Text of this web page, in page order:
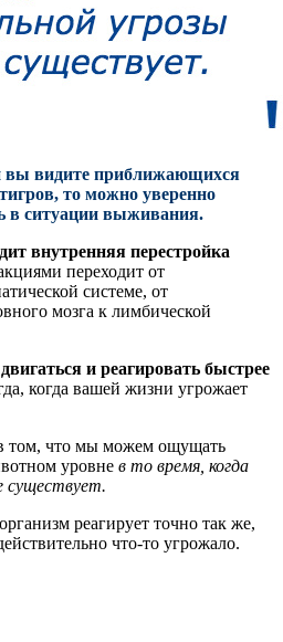
вы видите приближающихся
то можно уверенно
в ситуации выживания.
внутренняя перестройка
переходит от
системе, от
мозга к лимбической
двигаться и реагировать быстрее
когда вашей жизни угрожает
том, что мы можем ощущать
уровне в то время, когда
существует.
реагирует точно так же,
что-то угрожало.